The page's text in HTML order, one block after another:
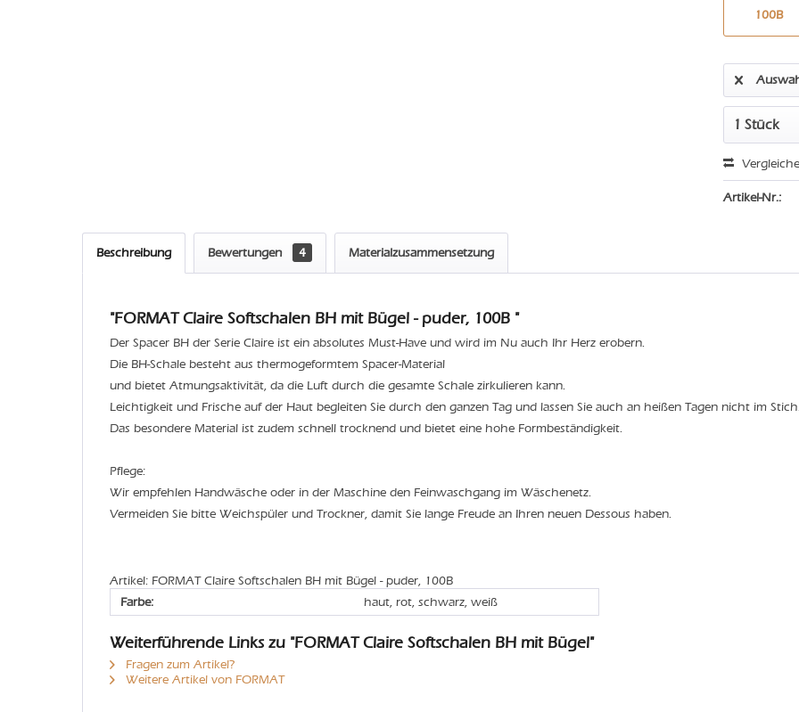
100B
Artikel-Nr.:
Beschreibung Bewertungen 4 Materialzusammensetzung
"FORMAT Claire Softschalen BH mit Bügel - puder, 100B "
Der Spacer BH der Serie Claire ist ein absolutes Must-Have und wird im Nu auch Ihr Herz erobern.
Die BH-Schale besteht aus thermogeformtem Spacer-Material
und bietet Atmungsaktivität, da die Luft durch die gesamte Schale zirkulieren kann.
Leichtigkeit und Frische auf der Haut begleiten Sie durch den ganzen Tag und lassen Sie auch an heißen Tagen nicht im
Das besondere Material ist zudem schnell trocknend und bietet eine hohe Formbeständigkeit.
Pflege:
Wir empfehlen Handwäsche oder in der Maschine den Feinwaschgang im Wäschenetz.
Vermeiden Sie bitte Weichspüler und Trockner, damit Sie lange Freude an Ihren neuen Dessous haben.
Artikel: FORMAT Claire Softschalen BH mit Bügel - puder, 100B
Farbe:
haut, rot, schwarz, weiß
Weiterführende Links zu "FORMAT Claire Softschalen BH mit Bügel"
Fragen zum Artikel?
Weitere Artikel von FORMAT